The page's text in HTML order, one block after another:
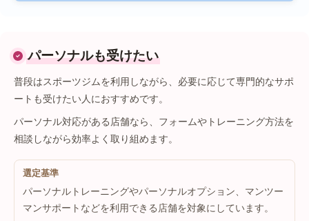
パーソナルも受けたい
普段はスポーツジムを利用しながら、必要に応じて専門的なサポ
ートも受けたい人におすすめです。
パーソナル対応がある店舗なら、フォームやトレーニング方法を
相談しながら効率よく取り組めます。
選定基準
パーソナルトレーニングやパーソナルオプション、マンツー
マンサポートなどを利用できる店舗を対象にしています。